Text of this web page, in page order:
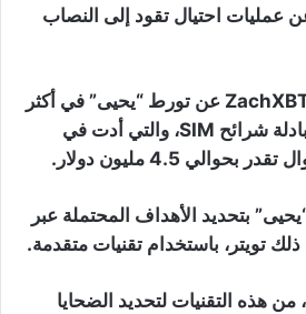
عمليات احتيال تقود إلى النصاب
في هذا التقرير، كشف ZachXBT عن تورط “يحيى” في أكثر
من 17 حادثة متعلقة بمبادلة شرائح SIM، والتي أدت في
4.5 مليون دولار.
بتحديد الأهداف المحتملة عبر
تويتر، باستخدام تقنيات متقدمة.
هذه التقنيات لتحديد الضحايا